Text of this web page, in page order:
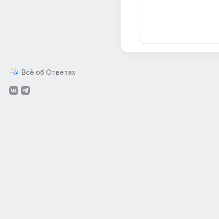
Всё об Ответах